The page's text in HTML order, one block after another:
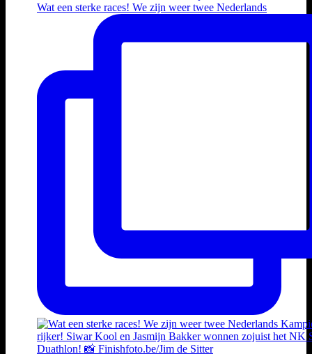
Wat een sterke races! We zijn weer twee Nederlands